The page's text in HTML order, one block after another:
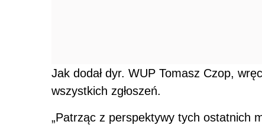
Jak dodał dyr. WUP Tomasz Czop,
wszystkich zgłoszeń.
„Patrząc z perspektywy tych ostatnich